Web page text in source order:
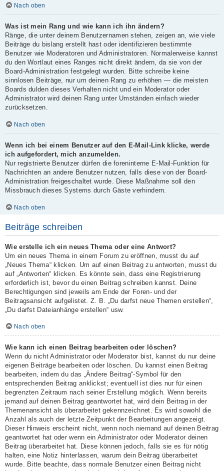
Nach oben
Was ist mein Rang und wie kann ich ihn ändern?
Ränge, die unter deinem Benutzernamen stehen, zeigen an, wie viele
Beiträge du bislang erstellt hast oder identifizieren bestimmte
Benutzer wie Moderatoren und Administratoren. Normalerweise kannst
du den Wortlaut eines Ranges nicht direkt ändern, da sie von der
Board-Administration festgelegt wurden. Bitte schreibe keine
sinnlosen Beiträge, nur um deinen Rang zu erhöhen — die meisten
Boards dulden dieses Verhalten nicht und ein Moderator oder
Administrator wird deinen Rang unter Umständen einfach wieder
zurücksetzen.
Nach oben
Wenn ich bei einem Benutzer auf den E-Mail-Link klicke, werde
ich aufgefordert, mich anzumelden.
Nur registrierte Benutzer dürfen die foreninterne E-Mail-Funktion für
Nachrichten an andere Benutzer nutzen, falls diese von der Board-
Administration freigeschaltet wurde. Diese Maßnahme soll den
Missbrauch dieses Systems durch Gäste verhindern.
Nach oben
Beiträge schreiben
Wie erstelle ich ein neues Thema oder eine Antwort?
Um ein neues Thema in einem Forum zu eröffnen, musst du auf
„Neues Thema“ klicken. Um auf einen Beitrag zu antworten, musst du
auf „Antworten“ klicken. Es könnte sein, dass eine Registrierung
erforderlich ist, bevor du einen Beitrag schreiben kannst. Deine
Berechtigungen sind jeweils am Ende der Foren- und der
Beitragsansicht aufgelistet. Z. B. „Du darfst neue Themen erstellen“,
„Du darfst Dateianhänge erstellen“ usw.
Nach oben
Wie kann ich einen Beitrag bearbeiten oder löschen?
Wenn du nicht Administrator oder Moderator bist, kannst du nur deine
eigenen Beiträge bearbeiten oder löschen. Du kannst einen Beitrag
bearbeiten, indem du das „Ändere Beitrag“-Symbol für den
entsprechenden Beitrag anklickst; eventuell ist dies nur für einen
begrenzten Zeitraum nach seiner Erstellung möglich. Wenn bereits
jemand auf deinen Beitrag geantwortet hat, wird dein Beitrag in der
Themenansicht als überarbeitet gekennzeichnet. Es wird sowohl die
Anzahl als auch der letzte Zeitpunkt der Bearbeitungen angezeigt.
Dieser Hinweis erscheint nicht, wenn noch niemand auf deinen Beitrag
geantwortet hat oder wenn ein Administrator oder Moderator deinen
Beitrag überarbeitet hat. Diese können jedoch, falls sie es für nötig
halten, eine Notiz hinterlassen, warum dein Beitrag überarbeitet
wurde. Bitte beachte, dass normale Benutzer einen Beitrag nicht